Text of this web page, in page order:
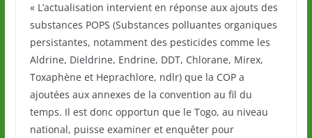
« L’actualisation intervient en réponse aux ajouts des
substances POPS (Substances polluantes organiques
persistantes, notamment des pesticides comme les
Aldrine, Dieldrine, Endrine, DDT, Chlorane, Mirex,
Toxaphène et Heprachlore, ndlr) que la COP a
ajoutées aux annexes de la convention au fil du
temps. Il est donc opportun que le Togo, au niveau
national, puisse examiner et enquêter pour